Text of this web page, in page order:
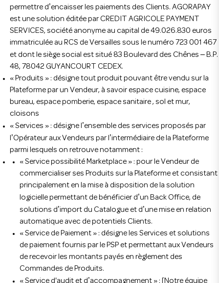
permettre d ’encaisser les paiements des Clients. AGORAPAY
est une solution éditée par CREDIT AGRICOLE PAYMENT
SERVICES, société anonyme au capital de 49.026.830 euros
immatriculée au RCS de Versailles sous le numéro 723 001 467
et dont le siège social est situé 83 Boulevard des Chênes – B.P.
48, 78042 GUYANCOURT CEDEX.
« Produits » : désigne tout produit pouvant être vendu sur la
Plateforme par un Vendeur, à savoir espace cuisine, espace
bureau, espace pomberie, espace sanitaire , sol et mur,
cloisons
« Services » : désigne l ’ensemble des services proposés par
’Opérateur aux Vendeurs par l ’intermédiaire de la Plateforme
parmi lesquels on retrouve notamment :
« Service possibilité Marketplace » : pour le Vendeur de
commercialiser ses Produits sur la Plateforme et consistant
principalement en la mise à disposition de la solution
logicielle permettant de bénéficier d ’un Back Office, de
solutions d ’import du Catalogue et d ’une mise en relation
automatique avec de potentiels Clients.
« Service de Paiement » : désigne les Services et solutions
de paiement fournis par le PSP et permettant aux Vendeurs
de recevoir les montants payés en règlement des
Commandes de Produits.
« Service d'audit et d ’accompagnement » : [Notre équipe